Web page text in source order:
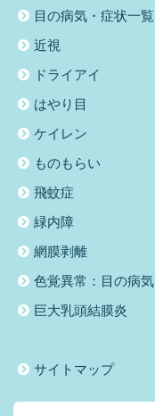
目の病気・症状一覧
近視
ドライアイ
はやり目
ケイレン
ものもらい
飛蚊症
緑内障
網膜剥離
色覚異常：目の病気
巨大乳頭結膜炎
サイトマップ